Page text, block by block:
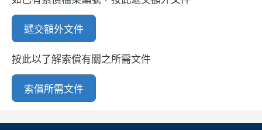
遞交額外文件
按此以了解索償有關之所需文件
索償所需文件